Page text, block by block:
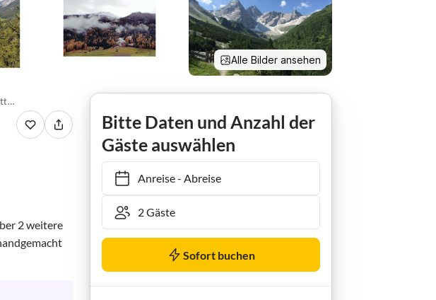
Alle Bilder ansehen
Apartment Ferienwohnung Gattererhof
2 weitere
Bitte Daten und Anzahl der
Gäste auswählen
Anreise- Abreise
Sofort buchen